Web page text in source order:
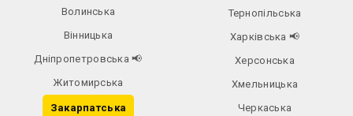
Волинська
Вінницька
Дніпропетровська📢
Житомирська
Закарпатська
Тернопільська
Харківська 📢
Херсонська
Хмельницька
Черкаська